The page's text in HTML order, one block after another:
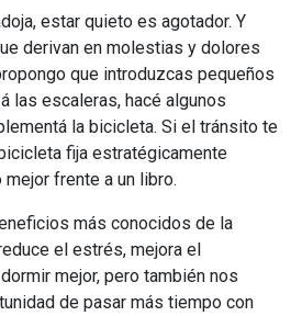
estar quieto es agotador. Y
derivan en molestias y dolores
que introduzcas pequeños
las escaleras, hacé algunos
la bicicleta. Si el tránsito te
fija estratégicamente
frente a un libro.
más conocidos de la
el estrés, mejora el
mejor, pero también nos
de pasar más tiempo con